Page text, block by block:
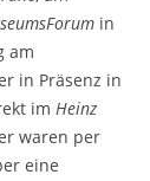
in
am
in Präsenz in
im Heinz
waren per
eine